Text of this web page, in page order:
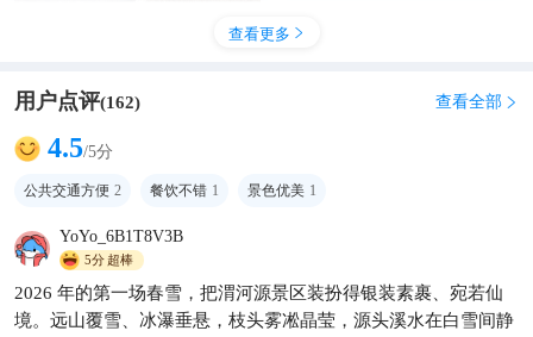
不赴远方，也见山河，渭河源
的美，藏在一溪一山间！#...
এ᭄ꦿ衣者ོྂཾ࿆࿐  459
查看更多 
用户点评(162) 查看全部 
4.5/5分
公共交通方便 2 餐饮不错 1 景色优美 1
YoYo_6B1T8V3B
5分超棒
2026 年的第一场春雪，把渭河源景区装扮得银装素裹、宛若仙
境。远山覆雪、冰瀑垂悬，枝头雾凇晶莹，源头溪水在白雪间静